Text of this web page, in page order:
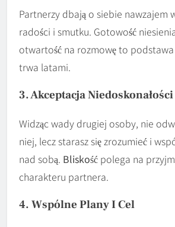
Partnerzy dbają o siebie nawzajem
radości i smutku. Gotowość
otwartość na rozmowę to
trwa latami.
3. Akceptacja Niedoskonałości
Widząc wady drugiej osoby, nie
niej, lecz starasz się zrozumieć i
nad sobą. Bliskość polega na
charakteru partnera.
4. Wspólne Plany I Cel